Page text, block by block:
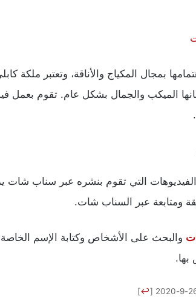
بمجال المكياج والأناقة، وتعتبر
الميكب والجمال بشكل عام. تقوم
التي تقوم بنشره عبر سناب
ومتابعة عبر السناب شات.
[
↩
]